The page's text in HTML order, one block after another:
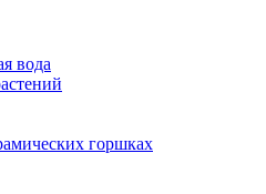
вода
горшках